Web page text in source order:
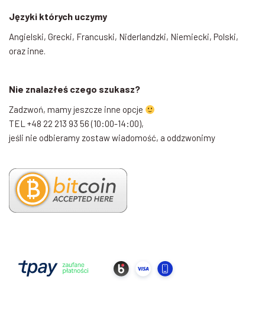
Języki których uczymy
Angielski, Grecki, Francuski, Niderlandzki, Niemiecki, Polski,
oraz inne.
Nie znalazłeś czego szukasz?
Zadzwoń, mamy jeszcze inne opcje
TEL +48 22 213 93 56 (10:00-14:00),
jeśli nie odbieramy zostaw wiadomość, a oddzwonimy